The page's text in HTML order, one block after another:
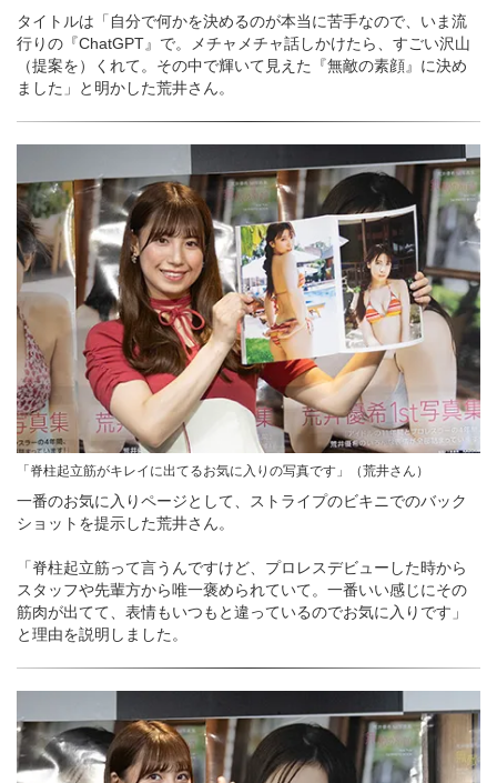
タイトルは「自分で何かを決めるのが本当に苦手なので、いま流
行りの『ChatGPT』で。メチャメチャ話しかけたら、すごい沢山
（提案を）くれて。その中で輝いて見えた『無敵の素顔』に決め
ました」と明かした荒井さん。
「脊柱起立筋がキレイに出てるお気に入りの写真です」（荒井さん）
一番のお気に入りページとして、ストライプのビキニでのバック
ショットを提示した荒井さん。
「脊柱起立筋って言うんですけど、プロレスデビューした時から
スタッフや先輩方から唯一褒められていて。一番いい感じにその
筋肉が出てて、表情もいつもと違っているのでお気に入りです」
と理由を説明しました。